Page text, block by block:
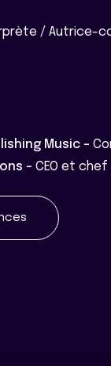
/ Autrice-
Music -
- CEO et chef